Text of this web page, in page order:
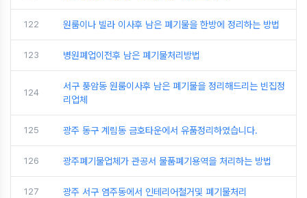
122 원룸이나 빌라 이사후 남은 폐기물을 한방에 정리하는 방법
123 병원폐업이전후 남은 폐기물처리방법
124
서구 풍암동 원룸이사후 남은 폐기물을 정리해드리는 빈집정
리업체
125 광주 동구 계림동 금호타운에서 유품정리하였습니다.
126 광주폐기물업체가 관공서 물품폐기용역을 처리하는 방법
127 광주 서구 염주동에서 인테리어철거및 폐기물처리